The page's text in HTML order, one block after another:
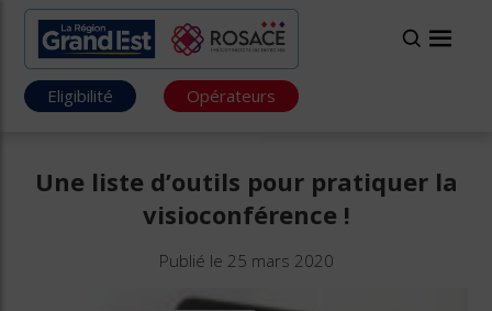
Eligibilité Opérateurs
Une liste d’outils pour pratiquer la
visioconférence !
Publié le 25 mars 2020